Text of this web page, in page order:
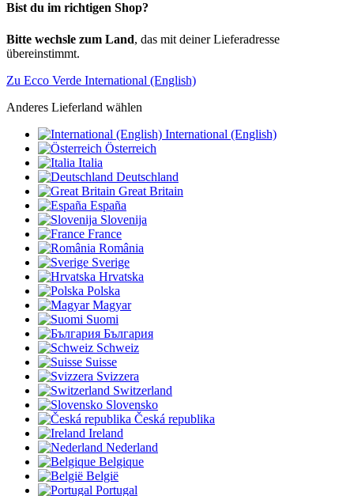
Bist du im richtigen Shop?
Bitte wechsle zum Land, das mit deiner Lieferadresse
übereinstimmt.
Zu Ecco Verde International (English)
Anderes Lieferland wählen
International (English)
Österreich
Italia
Deutschland
Great Britain
España
Slovenija
France
România
Sverige
Hrvatska
Polska
Magyar
Suomi
България
Schweiz
Suisse
Svizzera
Switzerland
Slovensko
Česká republika
Ireland
Nederland
Belgique
België
Portugal